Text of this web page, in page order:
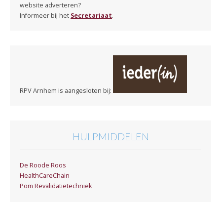
website adverteren?
Informeer bij het Secretariaat.
RPV Arnhem is aangesloten bij:
HULPMIDDELEN
De Roode Roos
HealthCareChain
Pom Revalidatietechniek